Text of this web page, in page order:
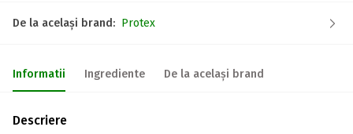
De la același brand: Protex
Informatii Ingrediente De la același brand
Descriere